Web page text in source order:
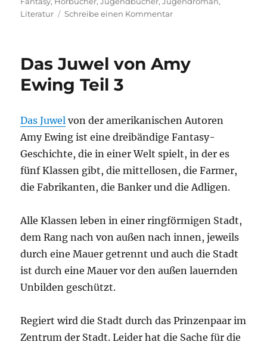
Literatur
Schreibe einen Kommentarzu
Schmetterlinge
Das Juwel von Amy
Ewing Teil 3
Das Juwel von der ame­ri­ka­ni­schen Autoren
Amy Ewing ist eine drei­bän­di­ge Fan­ta­sy-
Geschich­te, die in einer Welt spielt, in der es
fünf Klas­sen gibt, die mit­tel­lo­sen, die Far­mer,
die Fabri­kan­ten, die Ban­ker und die Adligen.
Alle Klas­sen leben in einer ring­för­mi­gen Stadt,
dem Rang nach von außen nach innen, jeweils
durch eine Mau­er getrennt und auch die Stadt
ist durch eine Mau­er vor den außen lau­ern­den
Unbil­den geschützt.
Regiert wird die Stadt durch das Prin­zen­paar im
Zen­trum der Stadt. Lei­der hat die Sache für die